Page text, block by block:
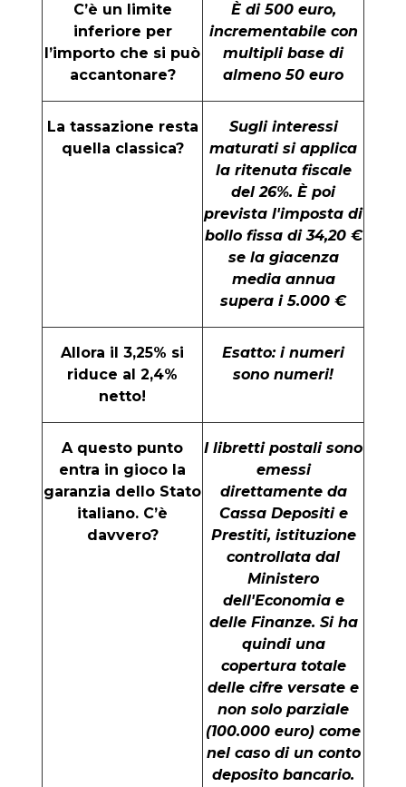
C’è un limite
inferiore per
l’importo che si può
accantonare?
È di 500 euro,
incrementabile con
multipli base di
almeno 50 euro
La tassazione resta
quella classica?
Sugli interessi
maturati si applica
la ritenuta fiscale
del 26%. È poi
prevista l'imposta di
bollo fissa di 34,20 €
se la giacenza
media annua
supera i 5.000 €
Allora il 3,25% si
riduce al 2,4%
netto!
Esatto: i numeri
sono numeri!
A questo punto
entra in gioco la
garanzia dello Stato
italiano. C’è
davvero?
I libretti postali sono
emessi
direttamente da
Cassa Depositi e
Prestiti, istituzione
controllata dal
Ministero
dell'Economia e
delle Finanze. Si ha
quindi una
copertura totale
delle cifre versate e
non solo parziale
(100.000 euro) come
nel caso di un conto
deposito bancario.